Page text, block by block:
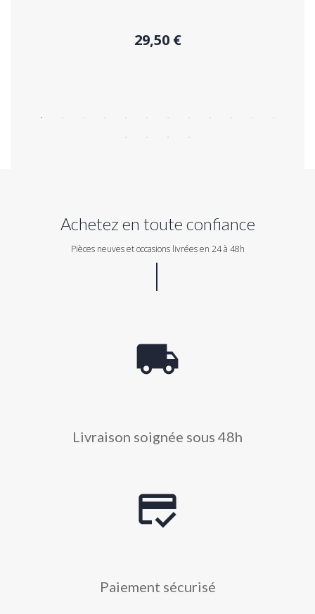
29,50 €
Achetez en toute confiance
Pièces neuves et occasions livrées en 24 à 48h
local_shipping
Livraison soignée sous 48h
credit_score
Paiement sécurisé